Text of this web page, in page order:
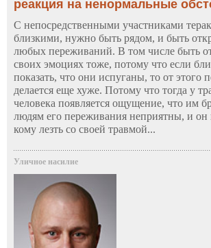
реакция на ненормальные
С непосредственными участниками
близкими, нужно быть рядом, и быть
любых переживаний. В том числе быть
своих эмоциях тоже, потому что если
показать, что они испуганы, то от этого
делается еще хуже. Потому что тогда у
человека появляется ощущение, что им
людям его переживания неприятны, и он
кому лезть со своей травмой...
Уличное насилие